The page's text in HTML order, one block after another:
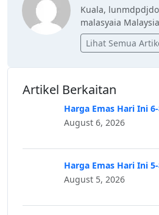
Kuala,
malasyaia Malaysia
Lihat Semua
Artikel Berkaitan
Harga Emas Hari Ini
August 6, 2026
Harga Emas Hari Ini
August 5, 2026